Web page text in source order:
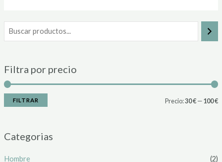
Filtra por precio
FILTRAR Precio:30 €—100 €
Categorias
Hombre (2)